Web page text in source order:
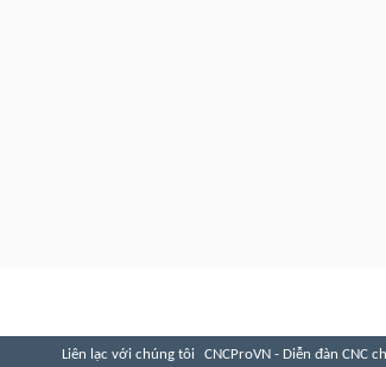
Liên lạc với chúng tôi CNCProVN - Diễn đàn CNC